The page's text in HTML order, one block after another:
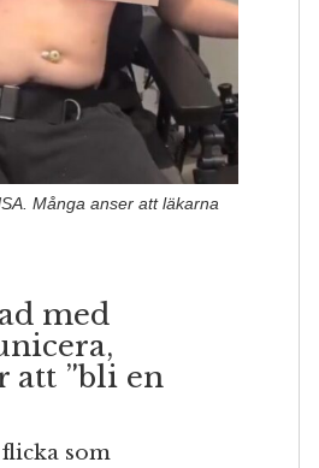
Många anser att läkarna
med
att ”bli en
som